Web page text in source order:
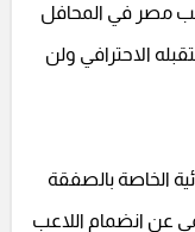
مصر في المحافل
الاحترافي ولن
الخاصة بالصفقة
عن انضمام اللاعب